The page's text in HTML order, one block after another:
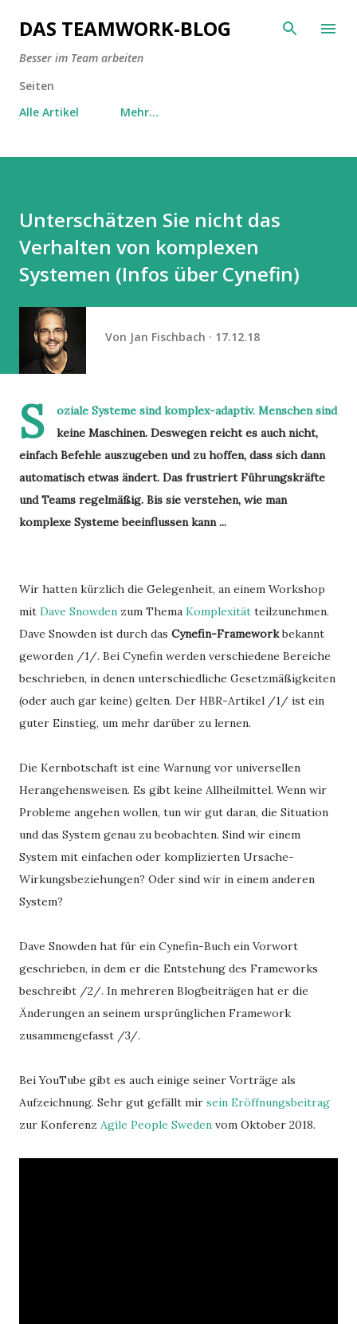
Direkt zum Hauptbereich
DAS TEAMWORK-BLOG
Besser im Team arbeiten
Seiten
Alle Artikel
Mehr…
Unterschätzen Sie nicht das
Verhalten von komplexen
Systemen (Infos über Cynefin)
Von Jan Fischbach 17.12.18
S
oziale Systeme sind komplex-adaptiv. Menschen sind
keine Maschinen. Deswegen reicht es auch nicht,
einfach Befehle auszugeben und zu hoffen, dass sich dann
automatisch etwas ändert. Das frustriert Führungskräfte
und Teams regelmäßig. Bis sie verstehen, wie man
komplexe Systeme beeinflussen kann ...
Wir hatten kürzlich die Gelegenheit, an einem Workshop
mit Dave Snowden zum Thema Komplexität teilzunehmen.
Dave Snowden ist durch das Cynefin-Frameworkbekannt
geworden /1/. Bei Cynefin werden verschiedene Bereiche
beschrieben, in denen unterschiedliche Gesetzmäßigkeiten
(oder auch gar keine) gelten. Der HBR-Artikel /1/ ist ein
guter Einstieg, um mehr darüber zu lernen.
Die Kernbotschaft ist eine Warnung vor universellen
Herangehensweisen. Es gibt keine Allheilmittel. Wenn wir
Probleme angehen wollen, tun wir gut daran, die Situation
und das System genau zu beobachten. Sind wir einem
System mit einfachen oder komplizierten Ursache-
Wirkungsbeziehungen? Oder sind wir in einem anderen
System?
Dave Snowden hat für ein Cynefin-Buch ein Vorwort
geschrieben, in dem er die Entstehung des Frameworks
beschreibt /2/. In mehreren Blogbeiträgen hat er die
Änderungen an seinem ursprünglichen Framework
zusammengefasst /3/.
Bei YouTube gibt es auch einige seiner Vorträge als
Aufzeichnung. Sehr gut gefällt mir sein Eröffnungsbeitrag
zur Konferenz Agile People Sweden vom Oktober 2018.